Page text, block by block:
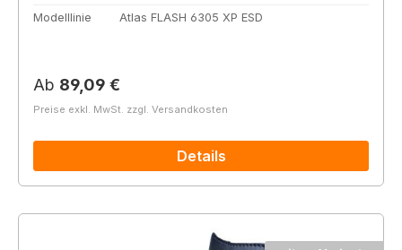
Modelllinie
Atlas FLASH 6305 XP ESD
Regulärer Preis:
Ab 89,09 €
Preise exkl. MwSt. zzgl. Versandkosten
Details